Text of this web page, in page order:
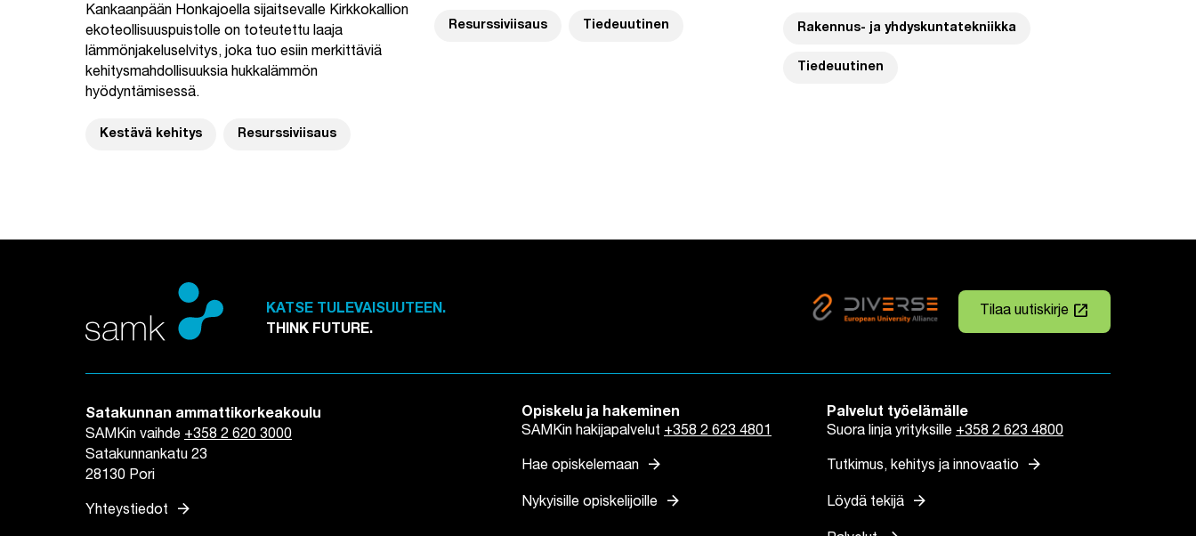
Kankaanpään Honkajoella sijaitsevalle Kirkkokallion
ekoteollisuuspuistolle on toteutettu laaja
lämmönjakeluselvitys, joka tuo esiin merkittäviä
kehitysmahdollisuuksia hukkalämmön
hyödyntämisessä.
Kestävä kehitys Resurssiviisaus
Resurssiviisaus Tiedeuutinen Rakennus- ja yhdyskuntatekniikka
Tiedeuutinen
KATSE TULEVAISUUTEEN.
THINK FUTURE.
Tilaa uutiskirje launch
Satakunnan ammattikorkeakoulu
SAMKin vaihde +358 2 620 3000
Satakunnankatu 23
28130 Pori
Yhteystiedot
arrow_forward
Opiskelu ja hakeminen
SAMKin hakijapalvelut +358 2 623 4801
Hae opiskelemaan arrow_forward
Nykyisille opiskelijoille arrow_forward
Palvelut työelämälle
Suora linja yrityksille +358 2 623 4800
Tutkimus, kehitys ja innovaatio arrow_forward
Löydä tekijä arrow_forward